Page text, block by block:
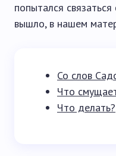
попытался связаться
вышло, в нашем
Со слов
Что
Что делать?